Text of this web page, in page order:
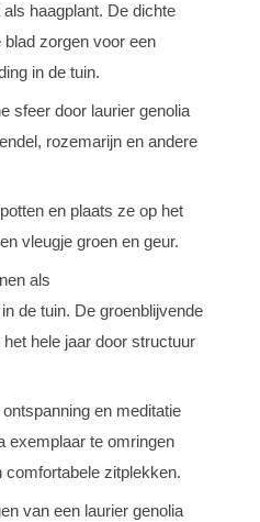
haagplant. De dichte
zorgen voor een
in de tuin.
sfeer door laurier genolia
rozemarijn en andere
en plaats ze op het
vleugje groen en geur.
als
de tuin. De groenblijvende
hele jaar door structuur
en meditatie
exemplaar te omringen
comfortabele zitplekken.
van een laurier genolia